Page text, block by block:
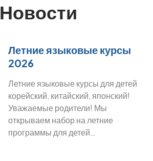
Новости
Летние языковые курсы
2026
Летние языковые курсы для детей
корейский, китайский, японский!
Уважаемые родители! Мы
открываем набор на летние
программы для детей…